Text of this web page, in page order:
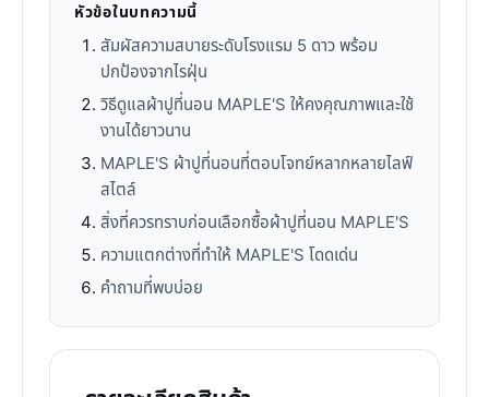
หัวข้อในบทความนี้
สัมผัสความสบายระดับโรงแรม 5 ดาว พร้อม
ปกป้องจากไรฝุ่น
วิธีดูแลผ้าปูที่นอน MAPLE'S ให้คงคุณภาพและใช้
งานได้ยาวนาน
MAPLE'S ผ้าปูที่นอนที่ตอบโจทย์หลากหลายไลฟ์
สไตล์
สิ่งที่ควรทราบก่อนเลือกซื้อผ้าปูที่นอน MAPLE'S
ความแตกต่างที่ทำให้ MAPLE'S โดดเด่น
คำถามที่พบบ่อย